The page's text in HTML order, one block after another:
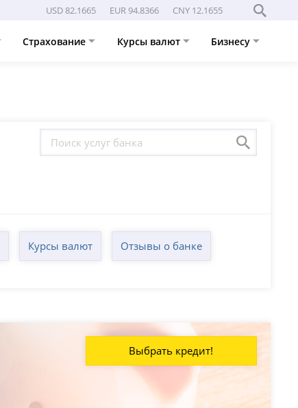
USD 82.1665 EUR 94.8366 CNY 12.1655
Страхование Курсы валют Бизнесу
Курсы валют Отзывы о банке
Выбрать кредит!